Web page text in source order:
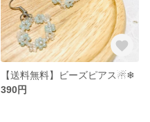
【送料無料】ビーズピアス☃❄
390円